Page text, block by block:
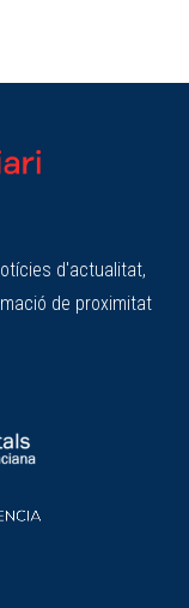
d'actualitat,
de proximitat